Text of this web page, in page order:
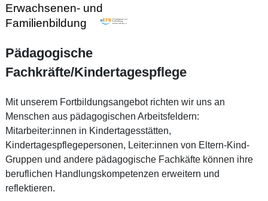
Erwachsenen- und
Familienbildung
Pädagogische
Fachkräfte/Kindertagespflege
Mit unserem Fortbildungsangebot richten wir uns an
Menschen aus pädagogischen Arbeitsfeldern:
Mitarbeiter:innen in Kindertagesstätten,
Kindertagespflegepersonen, Leiter:innen von Eltern-Kind-
Gruppen und andere pädagogische Fachkäfte können ihre
beruflichen Handlungskompetenzen erweitern und
reflektieren.